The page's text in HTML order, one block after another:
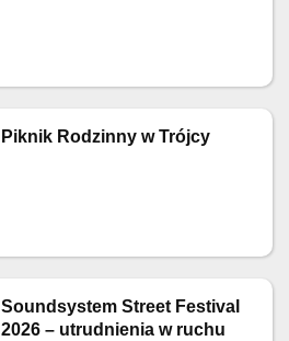
Piknik Rodzinny w Trójcy
Soundsystem Street Festival
2026 – utrudnienia w ruchu